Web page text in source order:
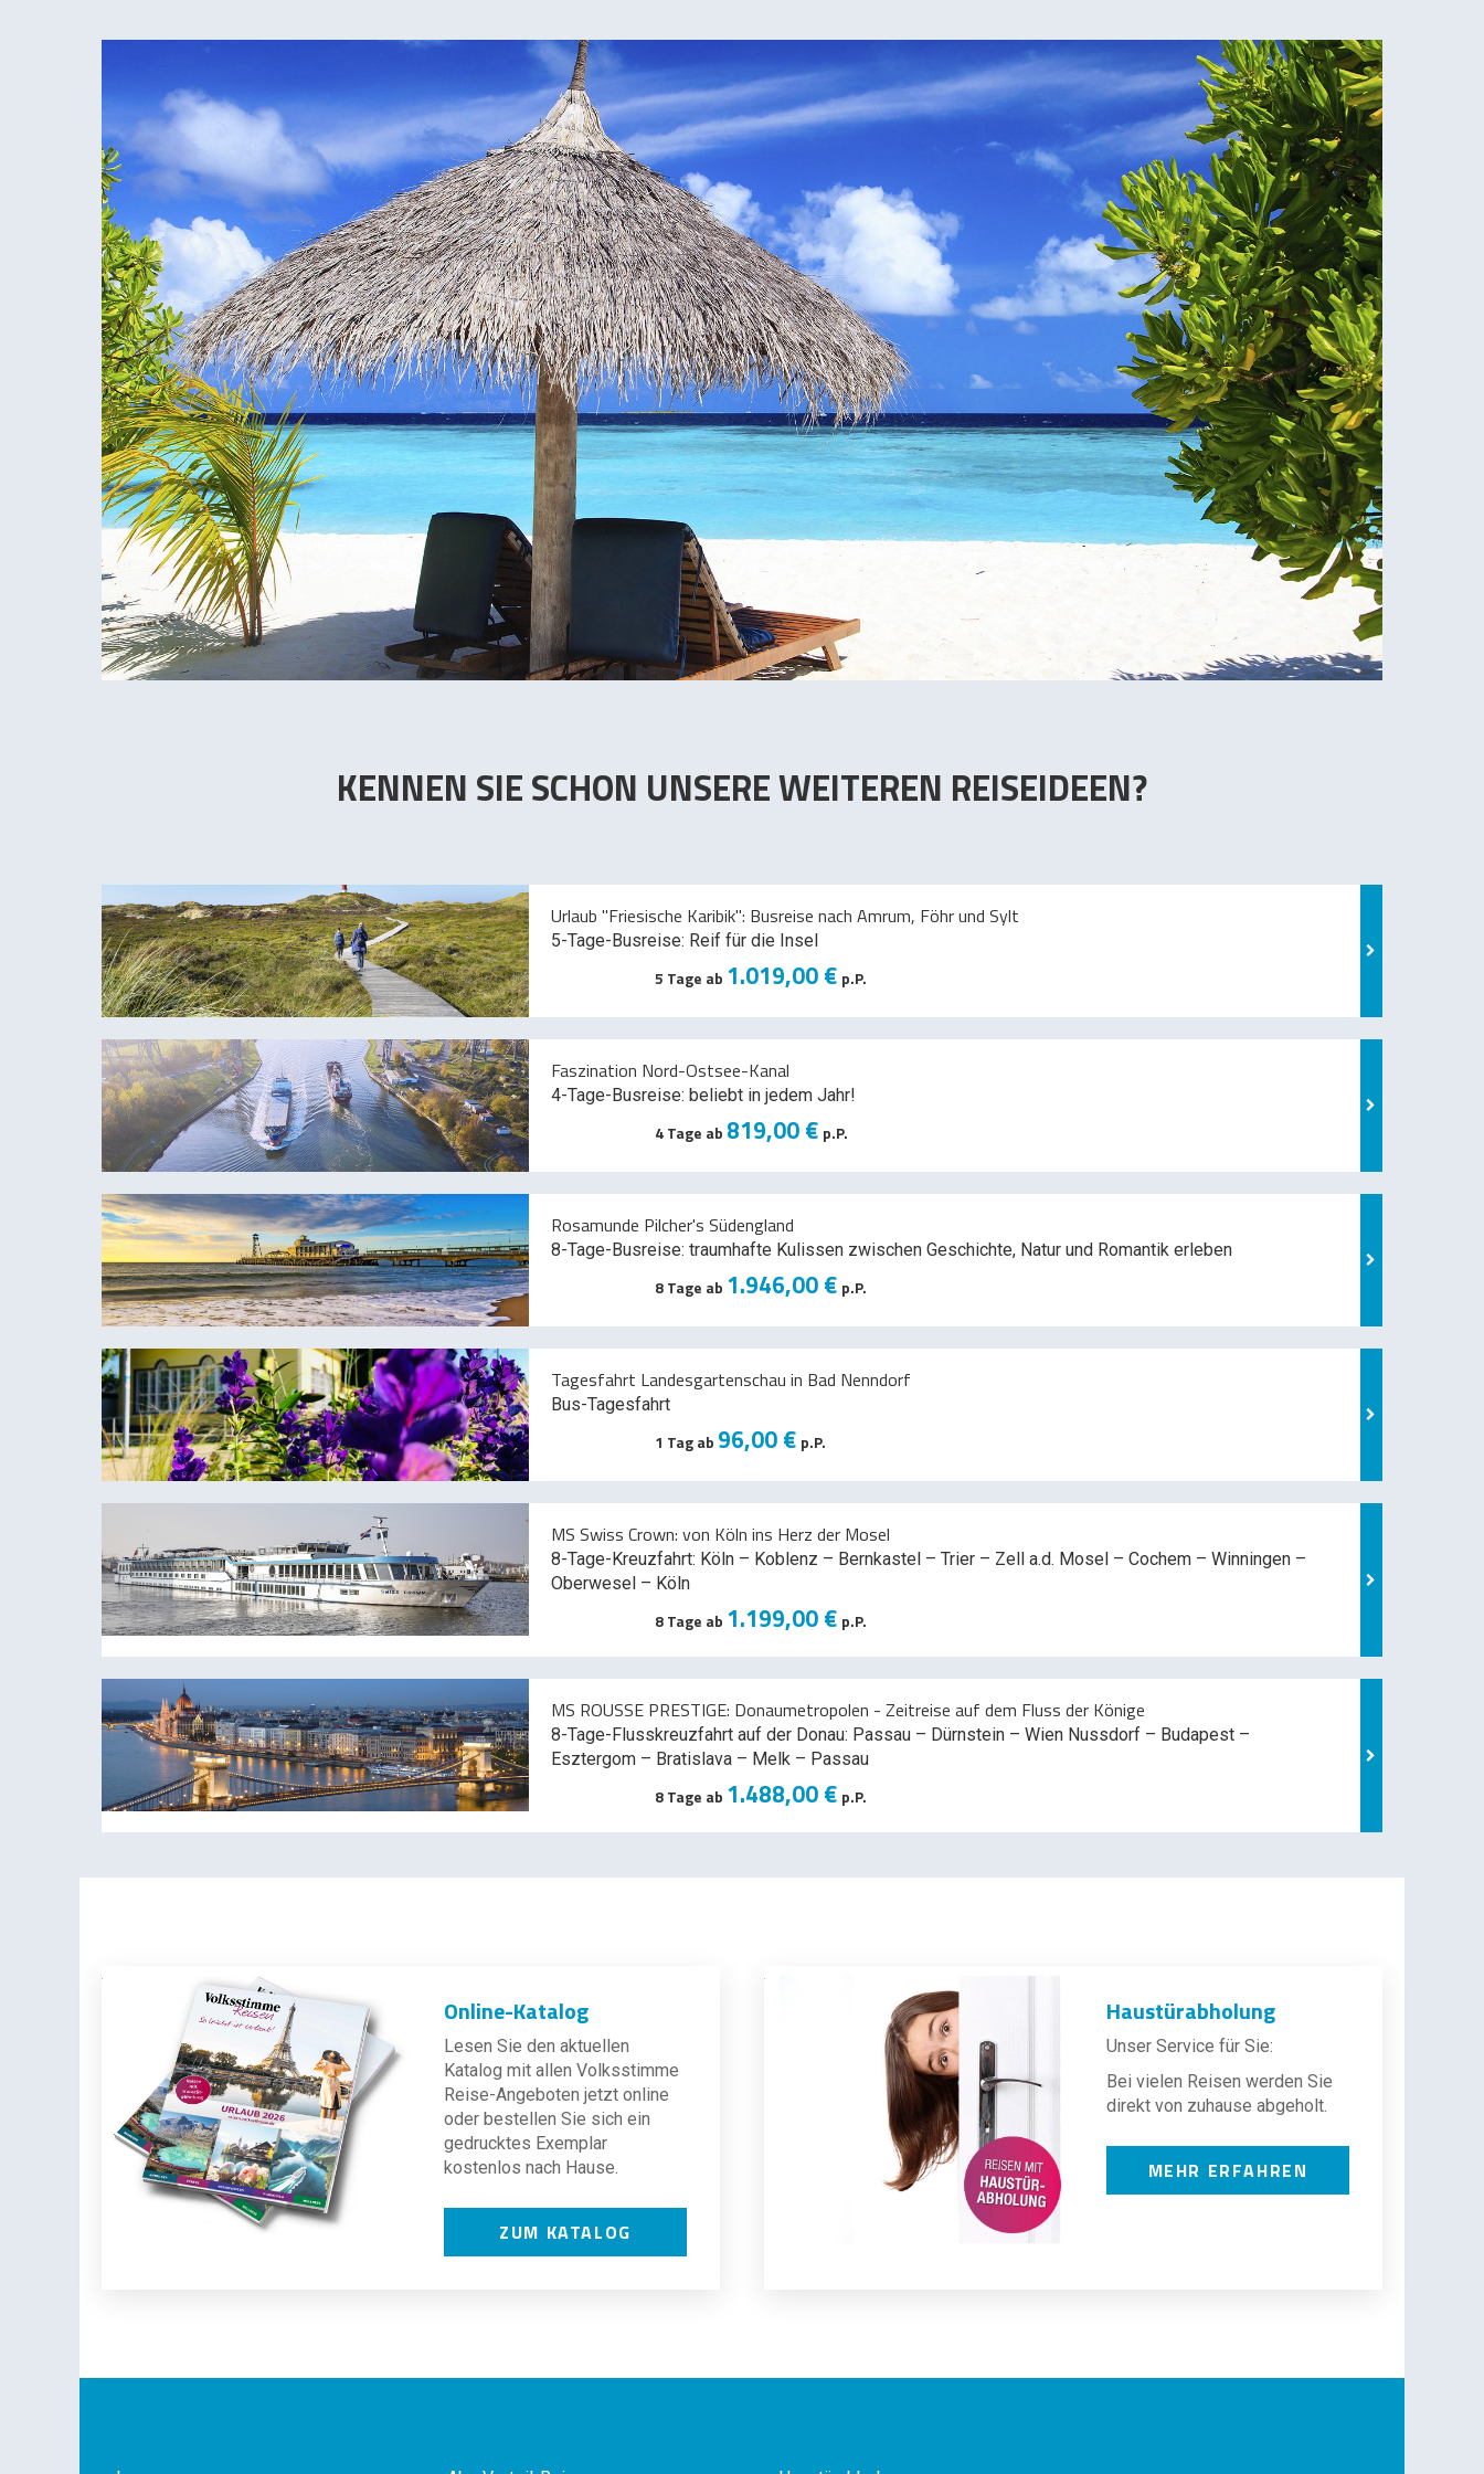
KENNEN SIE SCHON UNSERE WEITEREN REISEIDEEN?
Urlaub "Friesische Karibik": Busreise nach Amrum, Föhr und Sylt
5-Tage-Busreise: Reif für die Insel
5 Tage ab 1.019,00 € p.P.
Faszination Nord-Ostsee-Kanal
4-Tage-Busreise: beliebt in jedem Jahr!
4 Tage ab 819,00 € p.P.
Rosamunde Pilcher's Südengland
8-Tage-Busreise: traumhafte Kulissen zwischen Geschichte, Natur und Romantik erleben
8 Tage ab 1.946,00 € p.P.
Tagesfahrt Landesgartenschau in Bad Nenndorf
Bus-Tagesfahrt
1 Tag ab 96,00 € p.P.
MS Swiss Crown: von Köln ins Herz der Mosel
8-Tage-Kreuzfahrt: Köln – Koblenz – Bernkastel – Trier – Zell a.d. Mosel – Cochem – Winningen –
Oberwesel – Köln
8 Tage ab 1.199,00 € p.P.
MS ROUSSE PRESTIGE: Donaumetropolen - Zeitreise auf dem Fluss der Könige
8-Tage-Flusskreuzfahrt auf der Donau: Passau – Dürnstein – Wien Nussdorf – Budapest –
Esztergom – Bratislava – Melk – Passau
8 Tage ab 1.488,00 € p.P.
Online-Katalog
Lesen Sie den aktuellen
Katalog mit allen Volksstimme
Reise-Angeboten jetzt online
oder bestellen Sie sich ein
gedrucktes Exemplar
kostenlos nach Hause.
ZUM KATALOG
Haustürabholung
Unser Service für Sie:
Bei vielen Reisen werden Sie
direkt von zuhause abgeholt.
MEHR ERFAHREN